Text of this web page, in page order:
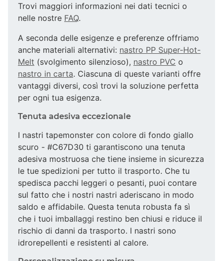
Trovi maggiori informazioni nei dati tecnici o
nelle nostre FAQ.
A seconda delle esigenze e preferenze offriamo
anche materiali alternativi: nastro PP Super-Hot-
Melt (svolgimento silenzioso), nastro PVC o
nastro in carta. Ciascuna di queste varianti offre
vantaggi diversi, così trovi la soluzione perfetta
per ogni tua esigenza.
Tenuta adesiva eccezionale
I nastri tapemonster con colore di fondo giallo
scuro - #C67D30 ti garantiscono una tenuta
adesiva mostruosa che tiene insieme in sicurezza
le tue spedizioni per tutto il trasporto. Che tu
spedisca pacchi leggeri o pesanti, puoi contare
sul fatto che i nostri nastri aderiscano in modo
saldo e affidabile. Questa tenuta robusta fa sì
che i tuoi imballaggi restino ben chiusi e riduce il
rischio di danni da trasporto. I nastri sono
idrorepellenti e resistenti al calore.